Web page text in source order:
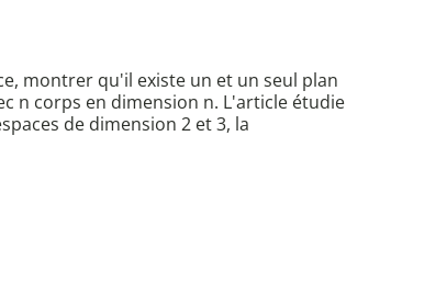
montrer qu'il existe un et un seul plan
n corps en dimension n. L'article étudie
de dimension 2 et 3, la